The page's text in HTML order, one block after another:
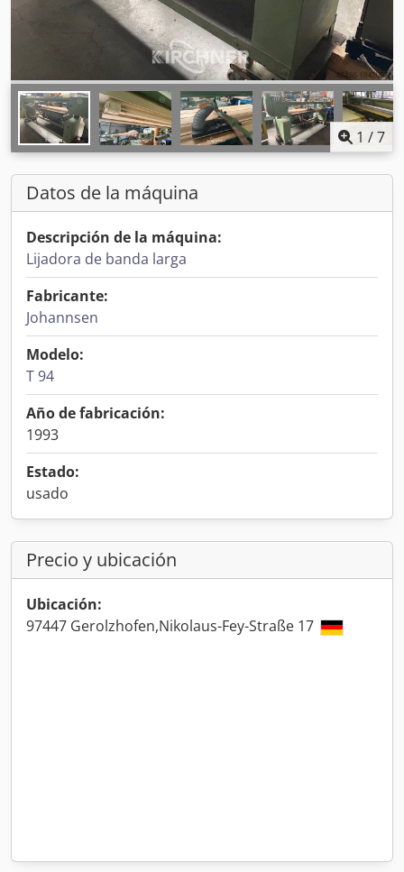
1 /7
Datos de la máquina
Descripción de la máquina:
Lijadora de banda larga
Fabricante:
Johannsen
Modelo:
T 94
Año de fabricación:
1993
Estado:
usado
Precio y ubicación
Ubicación:
97447 Gerolzhofen,Nikolaus-Fey-Straße 17